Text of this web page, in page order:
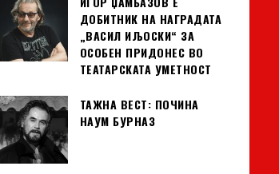
ДОБИТНИК НА НАГРАДАТА
„ВАСИЛ ИЉОСКИ“ ЗА
ОСОБЕН ПРИДОНЕС ВО
ТЕАТАРСКАТА УМЕТНОСТ
ТАЖНА ВЕСТ: ПОЧИНА
НАУМ БУРНАЗ